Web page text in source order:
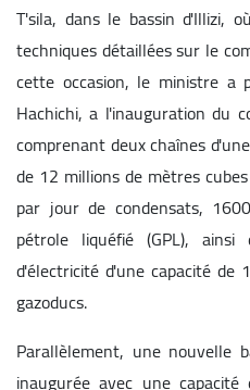
T'sila, dans le bassin d'Illizi,
techniques détaillées sur le
cette occasion, le ministre a
Hachichi, a l'inauguration du
comprenant deux chaînes
de 12 millions de mètres
par jour de condensats,
pétrole liquéfié (GPL),
d'électricité d'une capacité
gazoducs.
Parallèlement, une nouvelle
inaugurée avec une